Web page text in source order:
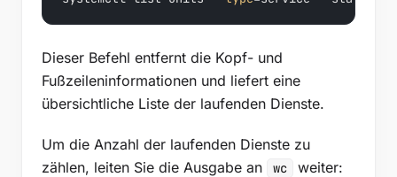
Dieser Befehl entfernt die Kopf- und
Fußzeileninformationen und liefert eine
übersichtliche Liste der laufenden Dienste.
Um die Anzahl der laufenden Dienste zu
zählen, leiten Sie die Ausgabe an
wc weiter: